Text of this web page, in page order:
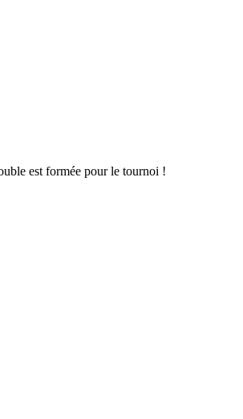
est formée pour le tournoi !